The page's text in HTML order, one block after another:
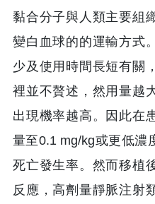
黏合分子與人類主要組
變白血球的的運輸方式
少及使用時間長短有關
裡並不贅述，然用量越
出現機率越高。因此在
量至0.1 mg/kg或更低濃
死亡發生率。然而移植
反應，高劑量靜脈注射